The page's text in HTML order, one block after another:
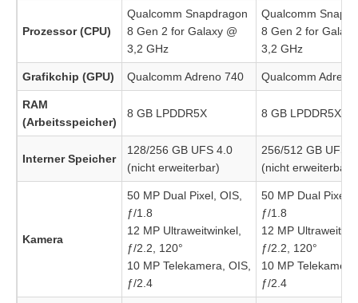
Prozessor (CPU)
Qualcomm Snapdragon
8 Gen 2 for Galaxy @
3,2 GHz
Qualcomm
8 Gen 2 for
3,2 GHz
Grafikchip (GPU) Qualcomm Adreno 740 Qualcomm
RAM
(Arbeitsspeicher)
8 GB LPDDR5X 8 GB LPDDR5X
Interner Speicher
128/256 GB UFS 4.0
(nicht erweiterbar)
256/512 GB UFS
(nicht erweiterbar)
Kamera
50 MP Dual Pixel, OIS,
ƒ/1.8
12 MP Ultraweitwinkel,
ƒ/2.2, 120°
10 MP Telekamera, OIS,
ƒ/2.4
50 MP Dual Pixel,
ƒ/1.8
12 MP
ƒ/2.2, 120°
10 MP
ƒ/2.4